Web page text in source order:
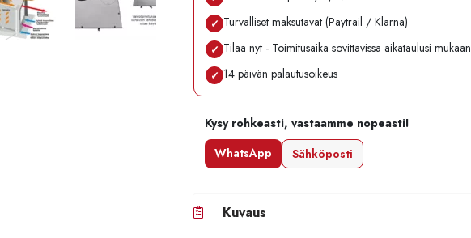
✓ Turvalliset maksutavat (Paytrail / Klarna)
✓ Tilaa nyt - Toimitusaika sovittavissa aikataulusi mukaan
✓ 14 päivän palautusoikeus
Kysy rohkeasti, vastaamme nopeasti!
WhatsApp
Sähköposti
Kuvaus